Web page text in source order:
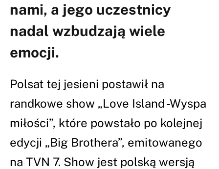
nami, a jego uczestnicy
nadal wzbudzają wiele
emocji.
Polsat tej jesieni postawił na
randkowe show „Love Island -Wyspa
miłości”, które powstało po kolejnej
edycji „Big Brothera”, emitowanego
na TVN 7. Show jest polską wersją